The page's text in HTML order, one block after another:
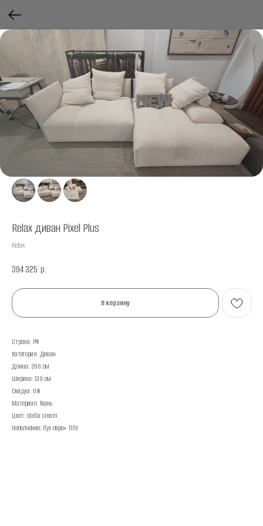
Relax диван Pixel Plus
Relax
394 325 р.
В корзину
Страна: РФ
Категория: Диван
Длина: 266 см
Ширина: 139 см
Скидка: 0%
Материал: Ткань
Цвет: stella cream
Наполнение: Пух-перо+ ППУ